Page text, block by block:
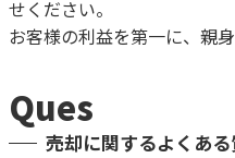
せください。
お客様の利益を第一に、親
Ques
売却に関するよくあ